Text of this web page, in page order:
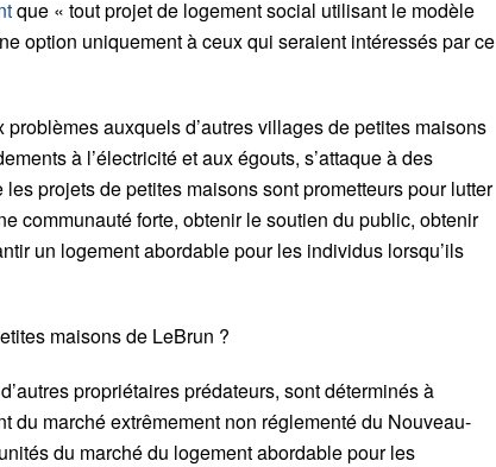
que « tout projet de logement social utilisant le modèle
option uniquement à ceux qui seraient intéressés par ce
auxquels d’autres villages de petites maisons
à l’électricité et aux égouts, s’attaque à des
les projets de petites maisons sont prometteurs pour lutter
communauté forte, obtenir le soutien du public, obtenir
un logement abordable pour les individus lorsqu’ils
maisons de LeBrun ?
propriétaires prédateurs, sont déterminés à
du marché extrêmement non réglementé du Nouveau-
du marché du logement abordable pour les